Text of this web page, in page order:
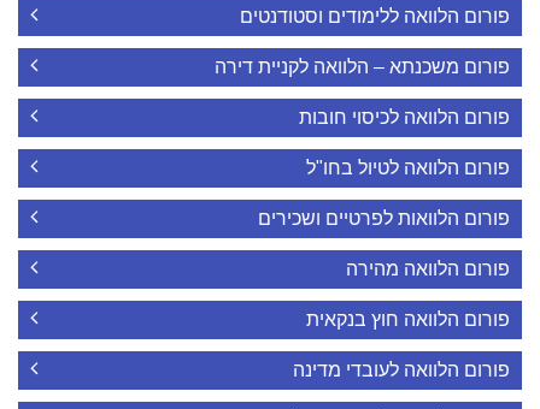
פורום הלוואה ללימודים וסטודנטים
פורום משכנתא – הלוואה לקניית דירה
פורום הלוואה לכיסוי חובות
פורום הלוואה לטיול בחו"ל
פורום הלוואות לפרטיים ושכירים
פורום הלוואה מהירה
פורום הלוואה חוץ בנקאית
פורום הלוואה לעובדי מדינה